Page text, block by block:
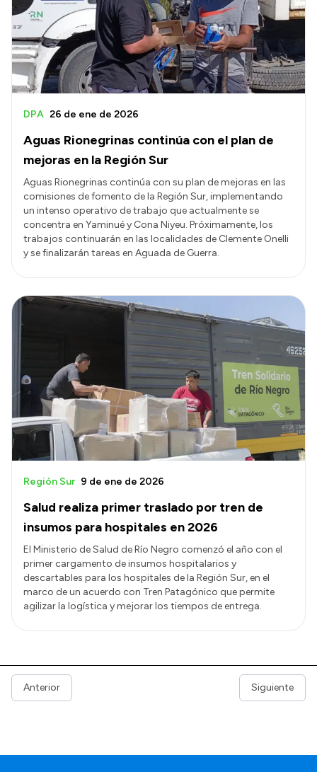
Aguas Rionegrinas continúa con el plan de
mejoras en la Región Sur
DPA 26 de ene de 2026
Aguas Rionegrinas continúa con su plan de mejoras en las
comisiones de fomento de la Región Sur, implementando
un intenso operativo de trabajo que actualmente se
concentra en Yaminué y Cona Niyeu. Próximamente, los
trabajos continuarán en las localidades de Clemente Onelli
y se finalizarán tareas en Aguada de Guerra.
Salud realiza primer traslado por tren de
insumos para hospitales en 2026
Región Sur 9 de ene de 2026
El Ministerio de Salud de Río Negro comenzó el año con el
primer cargamento de insumos hospitalarios y
descartables para los hospitales de la Región Sur, en el
marco de un acuerdo con Tren Patagónico que permite
agilizar la logística y mejorar los tiempos de entrega.
Anterior Siguiente